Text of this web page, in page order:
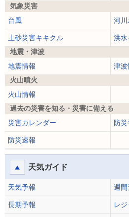
気象災害
台風
河川
土砂災害キキクル
洪水
地震・津波
地震情報
津波
火山噴火
火山情報
過去の災害を知る・災害に備える
災害カレンダー
防災
防災速報
天気ガイド
天気予報 週間
長期予報 レ